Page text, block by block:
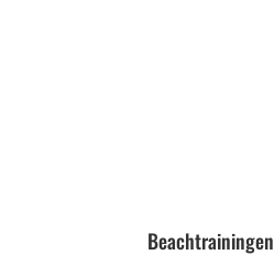
Beachtrainingen